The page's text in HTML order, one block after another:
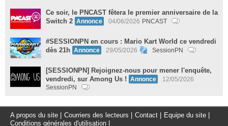
Ce soir, le PNCAST fêtera le premier anniversaire de la
Switch 2 Annonce 04/06/2026 PNCAST
#SESSIONPN en cours : Mario Kart World ce vendredi
dès 21h Annonce 29/05/2026 SessionPN
[SESSIONPN] Rejoignez-nous pour mener l'enquête,
vendredi, sur Among Us !
Annonce
12/05/2026
SessionPN
A propos du site Courriers des lecteurs Contact Equipe du site
Conditions générales d'utilisation